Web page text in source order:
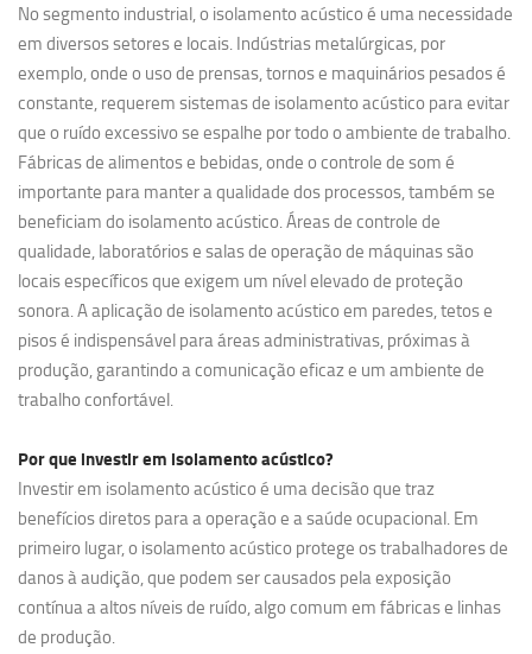
No segmento industrial, o isolamento acústico é uma necessidade
em diversos setores e locais. Indústrias metalúrgicas, por
exemplo, onde o uso de prensas, tornos e maquinários pesados é
constante, requerem sistemas de isolamento acústico para evitar
que o ruído excessivo se espalhe por todo o ambiente de trabalho.
Fábricas de alimentos e bebidas, onde o controle de som é
importante para manter a qualidade dos processos, também se
beneficiam do isolamento acústico. Áreas de controle de
qualidade, laboratórios e salas de operação de máquinas são
locais específicos que exigem um nível elevado de proteção
sonora. A aplicação de isolamento acústico em paredes, tetos e
pisos é indispensável para áreas administrativas, próximas à
produção, garantindo a comunicação eficaz e um ambiente de
trabalho confortável.
Por que investir em isolamento acústico?
Investir em isolamento acústico é uma decisão que traz
benefícios diretos para a operação e a saúde ocupacional. Em
primeiro lugar, o isolamento acústico protege os trabalhadores de
danos à audição, que podem ser causados pela exposição
contínua a altos níveis de ruído, algo comum em fábricas e linhas
de produção.